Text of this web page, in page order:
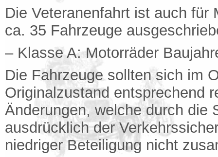
Die Veteranenfahrt ist auch für
ca. 35 Fahrzeuge
– Klasse A: Motorräder
Die Fahrzeuge sollten sich im
Originalzustand entsprechend
Änderungen, welche durch die
ausdrücklich der
niedriger Beteiligung nicht